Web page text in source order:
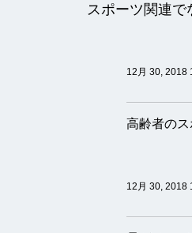
スポーツ関連で
12月 30, 2018
高齢者の
12月 30, 2018